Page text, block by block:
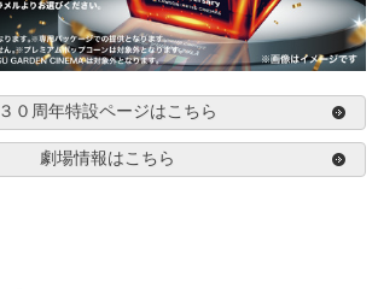
３０周年特設ページはこちら
劇場情報はこちら